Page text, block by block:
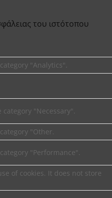
του ιστότοπου
"Analytics".
"Necessary".
"Other.
"Performance".
of cookies. It does not store